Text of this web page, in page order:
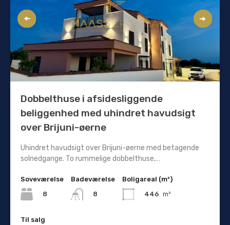
Dobbelthuse i afsidesliggende
beliggenhed med uhindret havudsigt
over Brijuni-øerne
Uhindret havudsigt over Brijuni-øerne med betagende
solnedgange. To rummelige dobbelthuse,…
Soveværelse
8
Badeværelse
8
Boligareal (m²)
446 m²
Til salg